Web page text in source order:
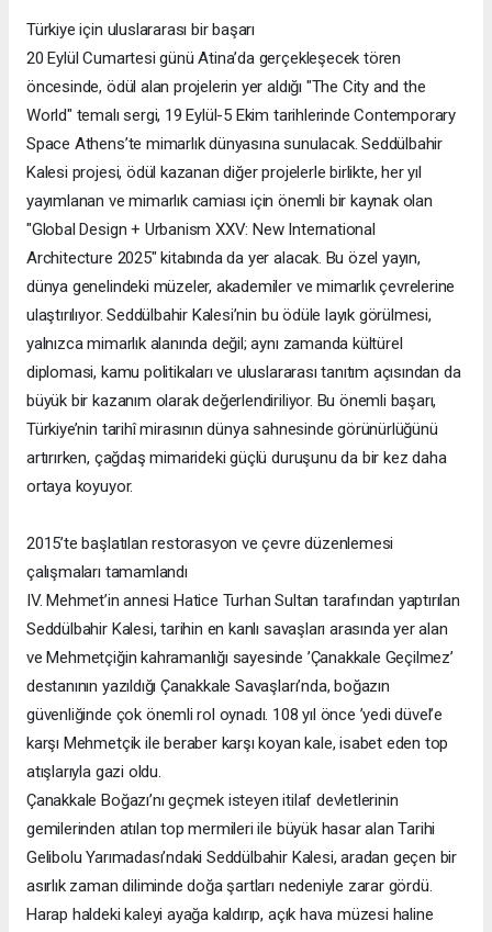
Türkiye için uluslararası bir başarı
20 Eylül Cumartesi günü Atina’da gerçekleşecek tören
öncesinde, ödül alan projelerin yer aldığı "The City and the
World" temalı sergi, 19 Eylül-5 Ekim tarihlerinde Contemporary
Space Athens’te mimarlık dünyasına sunulacak. Seddülbahir
Kalesi projesi, ödül kazanan diğer projelerle birlikte, her yıl
yayımlanan ve mimarlık camiası için önemli bir kaynak olan
"Global Design + Urbanism XXV: New International
Architecture 2025" kitabında da yer alacak. Bu özel yayın,
dünya genelindeki müzeler, akademiler ve mimarlık çevrelerine
ulaştırılıyor. Seddülbahir Kalesi’nin bu ödüle layık görülmesi,
yalnızca mimarlık alanında değil; aynı zamanda kültürel
diplomasi, kamu politikaları ve uluslararası tanıtım açısından da
büyük bir kazanım olarak değerlendiriliyor. Bu önemli başarı,
Türkiye’nin tarihî mirasının dünya sahnesinde görünürlüğünü
artırırken, çağdaş mimarideki güçlü duruşunu da bir kez daha
ortaya koyuyor.
2015’te başlatılan restorasyon ve çevre düzenlemesi
çalışmaları tamamlandı
IV. Mehmet’in annesi Hatice Turhan Sultan tarafından yaptırılan
Seddülbahir Kalesi, tarihin en kanlı savaşları arasında yer alan
ve Mehmetçiğin kahramanlığı sayesinde ’Çanakkale Geçilmez’
destanının yazıldığı Çanakkale Savaşları’nda, boğazın
güvenliğinde çok önemli rol oynadı. 108 yıl önce ’yedi düvel’e
karşı Mehmetçik ile beraber karşı koyan kale, isabet eden top
atışlarıyla gazi oldu.
Çanakkale Boğazı’nı geçmek isteyen itilaf devletlerinin
gemilerinden atılan top mermileri ile büyük hasar alan Tarihi
Gelibolu Yarımadası’ndaki Seddülbahir Kalesi, aradan geçen bir
asırlık zaman diliminde doğa şartları nedeniyle zarar gördü.
Harap haldeki kaleyi ayağa kaldırıp, açık hava müzesi haline